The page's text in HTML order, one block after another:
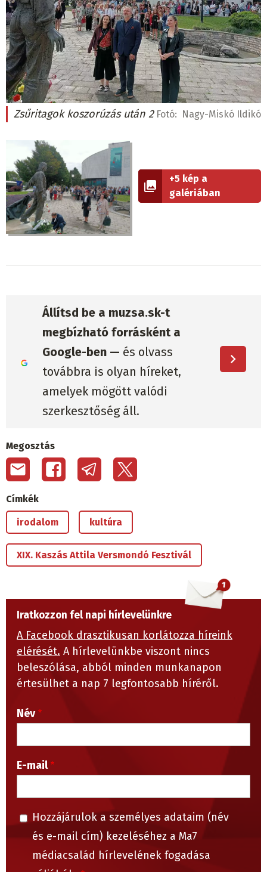
Zsűritagok koszorúzás után 2 Fotó: Nagy-Miskó Ildikó
+5 kép a
galériában
Állítsd be a muzsa.sk-t
megbízható forrásként a
Google-ben — és olvass
továbbra is olyan híreket,
amelyek mögött valódi
szerkesztőség áll.
Megosztás
Címkék
irodalom kultúra
XIX. Kaszás Attila Versmondó Fesztivál
Iratkozzon fel napi hírlevelünkre
A Facebook drasztikusan korlátozza híreink
elérését. A hírlevelünkbe viszont nincs
beleszólása, abból minden munkanapon
értesülhet a nap 7 legfontosabb híréről.
Név
E-mail
Hozzájárulok a személyes adataim (név
és e-mail cím) kezeléséhez a Ma7
médiacsalád hírlevelének fogadása